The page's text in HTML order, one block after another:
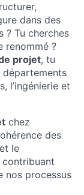
dans des
? Tu cherches
renommé ?
projet, tu
l’ingénierie et
chez
des
le
nos processus